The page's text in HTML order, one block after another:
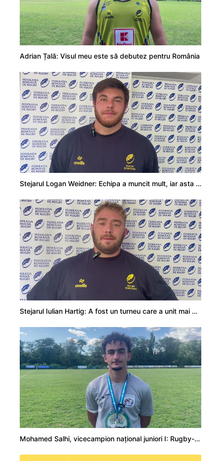
Adrian Țală: Visul meu este să debutez pentru România
Stejarul Logan Weidner: Echipa a muncit mult, iar asta se va vedea în meciurile de la Nations Cup
Stejarul Iulian Hartig: A fost un turneu care a unit mai mult echipa
Mohamed Salhi, vicecampion național juniori I: Rugby-ul te învață să accepți și înfrângerile